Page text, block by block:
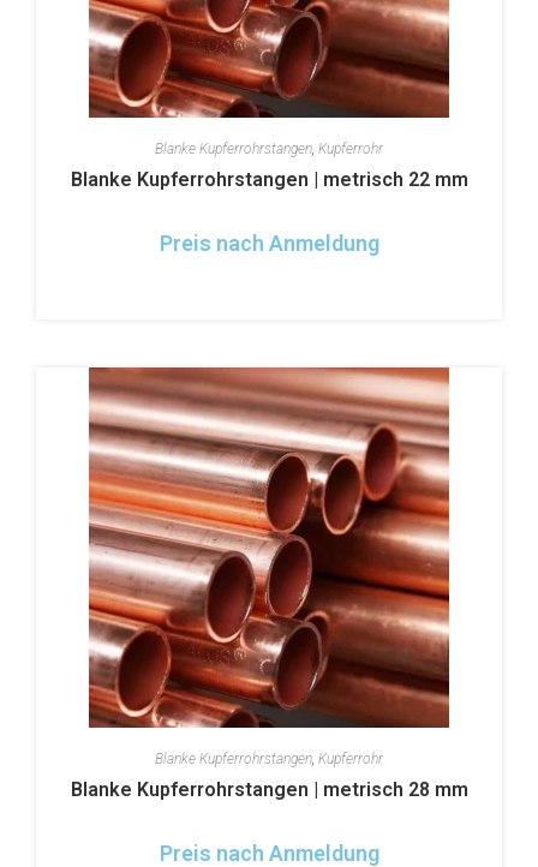
Blanke Kupferrohrstangen, Kupferrohr
Blanke Kupferrohrstangen | metrisch 22 mm
Preis nach Anmeldung
Blanke Kupferrohrstangen, Kupferrohr
Blanke Kupferrohrstangen | metrisch 28 mm
Preis nach Anmeldung